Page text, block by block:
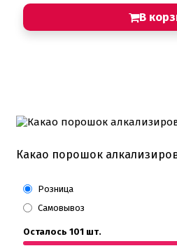
В
Какао порошок
Розница
Самовывоз
Осталось 101 шт.